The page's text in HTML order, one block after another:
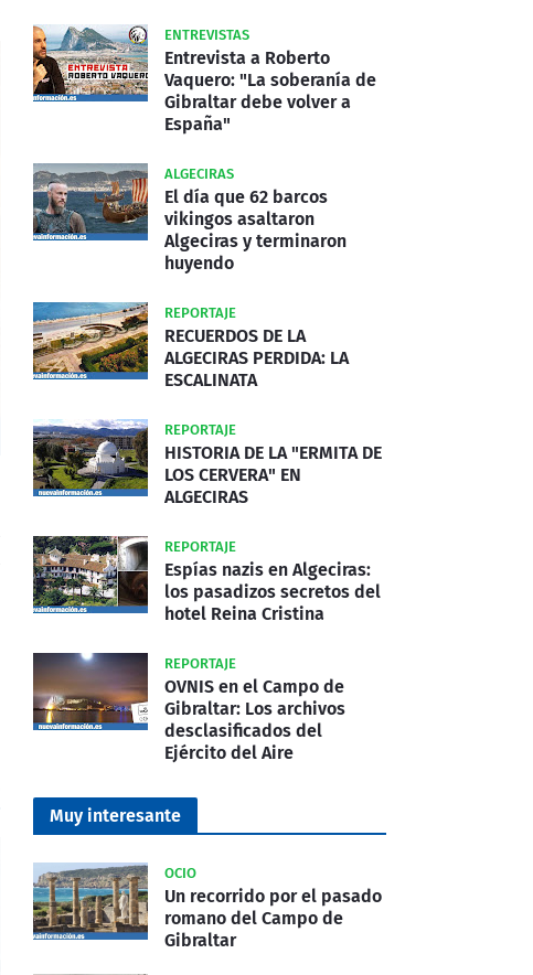
ENTREVISTAS
Entrevista a Roberto
Vaquero: "La soberanía de
Gibraltar debe volver a
España"
ALGECIRAS
El día que 62 barcos
vikingos asaltaron
Algeciras y terminaron
huyendo
REPORTAJE
RECUERDOS DE LA
ALGECIRAS PERDIDA: LA
ESCALINATA
REPORTAJE
HISTORIA DE LA "ERMITA DE
LOS CERVERA" EN
ALGECIRAS
REPORTAJE
Espías nazis en Algeciras:
los pasadizos secretos del
hotel Reina Cristina
REPORTAJE
OVNIS en el Campo de
Gibraltar: Los archivos
desclasificados del
Ejército del Aire
Muy interesante
OCIO
Un recorrido por el pasado
romano del Campo de
Gibraltar